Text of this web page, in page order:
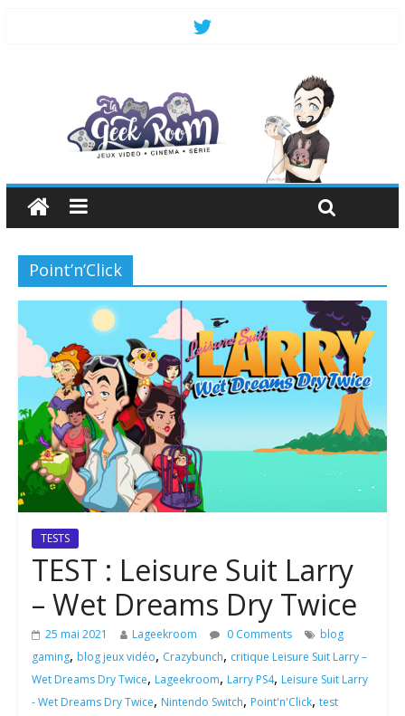
Point’n’Click
TESTS
TEST : Leisure Suit Larry
– Wet Dreams Dry Twice
25 mai 2021 Lageekroom 0 Comments
blog
gaming, blog jeux vidéo, Crazybunch, critique Leisure Suit Larry –
Wet Dreams Dry Twice, Lageekroom, Larry PS4, Leisure Suit Larry
- Wet Dreams Dry Twice, Nintendo Switch, Point'n'Click, test